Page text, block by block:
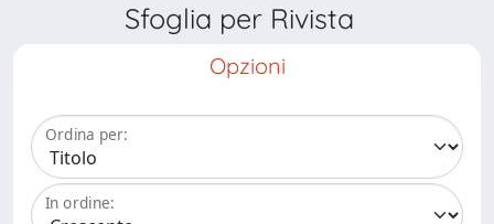
Sfoglia per Rivista
Opzioni
Ordina per:
In ordine: